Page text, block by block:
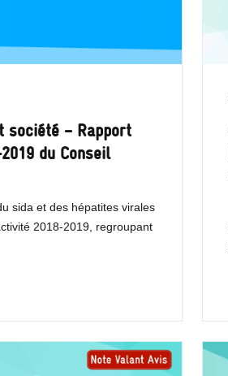
société – Rapport
du Conseil
sida et des hépatites virales
2018-2019, regroupant